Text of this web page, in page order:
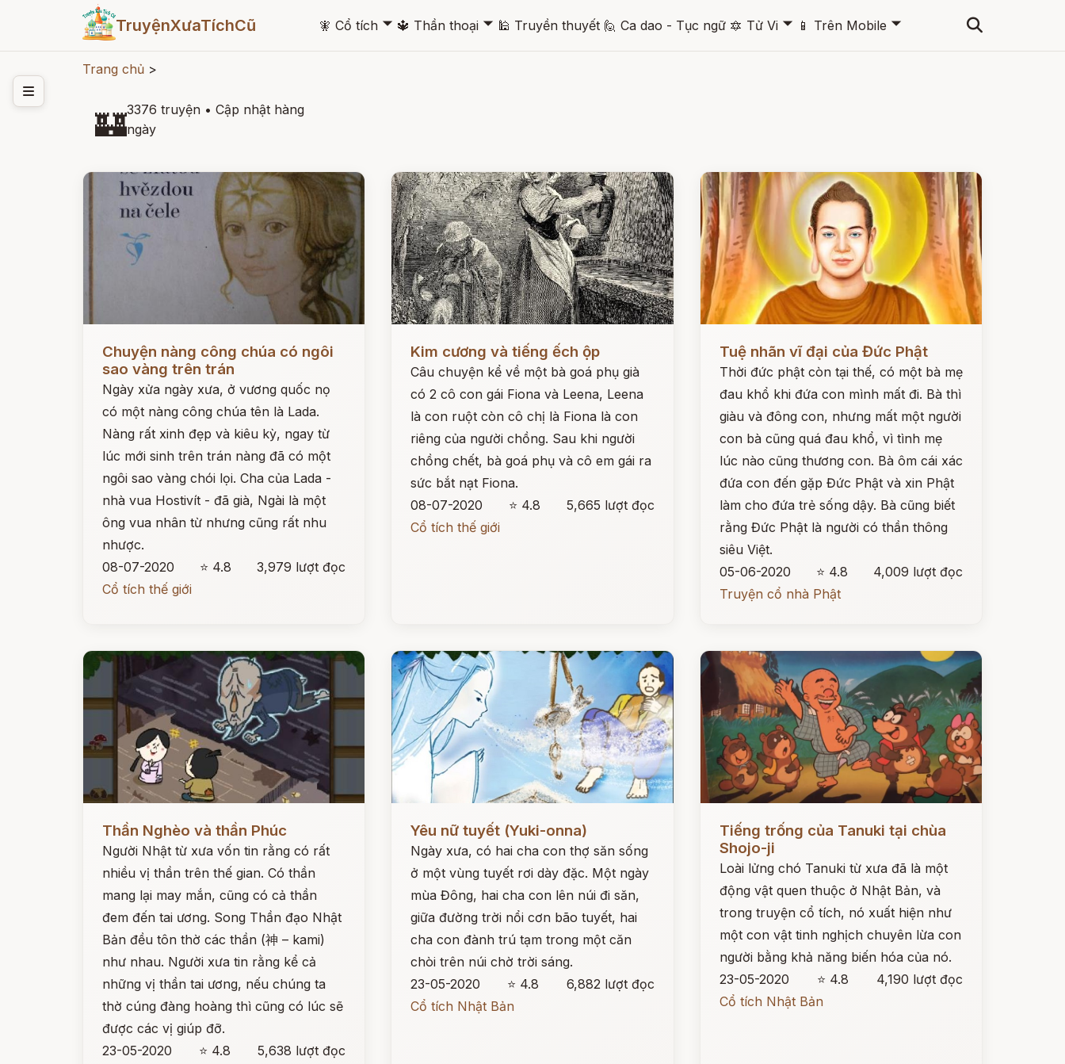
TruyệnXưaTíchCũ 🧚 Cổ tích 🞃 🔱 Thần thoại 🞃 🕌 Truyền thuyết 🙋 Ca dao - Tục ngữ 🔯 Tử Vi 🞃 📱 Trên Mobile 🞃
Trang chủ >
🏰3376 truyện • Cập nhật hàng
ngày
Chuyện nàng công chúa có ngôi
sao vàng trên trán
Ngày xửa ngày xưa, ở vương quốc nọ
có một nàng công chúa tên là Lada.
Nàng rất xinh đẹp và kiêu kỳ, ngay từ
lúc mới sinh trên trán nàng đã có một
ngôi sao vàng chói lọi. Cha của Lada -
nhà vua Hostivít - đã già, Ngài là một
ông vua nhân từ nhưng cũng rất nhu
nhược.
08-07-2020
⭐ 4.8
3,979 lượt đọc
Cổ tích thế giới
Kim cương và tiếng ếch ộp
Câu chuyện kể về một bà goá phụ già
có 2 cô con gái Fiona và Leena, Leena
là con ruột còn cô chị là Fiona là con
riêng của người chồng. Sau khi người
chồng chết, bà goá phụ và cô em gái ra
sức bắt nạt Fiona.
08-07-2020
⭐ 4.8
5,665 lượt đọc
Cổ tích thế giới
Tuệ nhãn vĩ đại của Đức Phật
Thời đức phật còn tại thế, có một bà mẹ
đau khổ khi đứa con mình mất đi. Bà thì
giàu và đông con, nhưng mất một người
con bà cũng quá đau khổ, vì tình mẹ
lúc nào cũng thương con. Bà ôm cái xác
đứa con đến gặp Đức Phật và xin Phật
làm cho đứa trẻ sống dậy. Bà cũng biết
rằng Đức Phật là người có thần thông
siêu Việt.
05-06-2020
⭐ 4.8
4,009 lượt đọc
Truyện cổ nhà Phật
Đọc ngay
Thần Nghèo và thần Phúc
Người Nhật từ xưa vốn tin rằng có rất
nhiều vị thần trên thế gian. Có thần
mang lại may mắn, cũng có cả thần
đem đến tai ương. Song Thần đạo Nhật
Bản đều tôn thờ các thần (神 – kami)
như nhau. Người xưa tin rằng kể cả
những vị thần tai ương, nếu chúng ta
thờ cúng đàng hoàng thì cũng có lúc sẽ
được các vị giúp đỡ.
23-05-2020
⭐ 4.8
5,638 lượt đọc
Yêu nữ tuyết (Yuki-onna)
Ngày xưa, có hai cha con thợ săn sống
ở một vùng tuyết rơi dày đặc. Một ngày
mùa Đông, hai cha con lên núi đi săn,
giữa đường trời nổi cơn bão tuyết, hai
cha con đành trú tạm trong một căn
chòi trên núi chờ trời sáng.
23-05-2020
⭐ 4.8
6,882 lượt đọc
Cổ tích Nhật Bản
Đọc ngay
Tiếng trống của Tanuki tại chùa
Shojo-ji
Loài lửng chó Tanuki từ xưa đã là một
động vật quen thuộc ở Nhật Bản, và
trong truyện cổ tích, nó xuất hiện như
một con vật tinh nghịch chuyên lừa con
người bằng khả năng biến hóa của nó.
23-05-2020
⭐ 4.8
4,190 lượt đọc
Cổ tích Nhật Bản